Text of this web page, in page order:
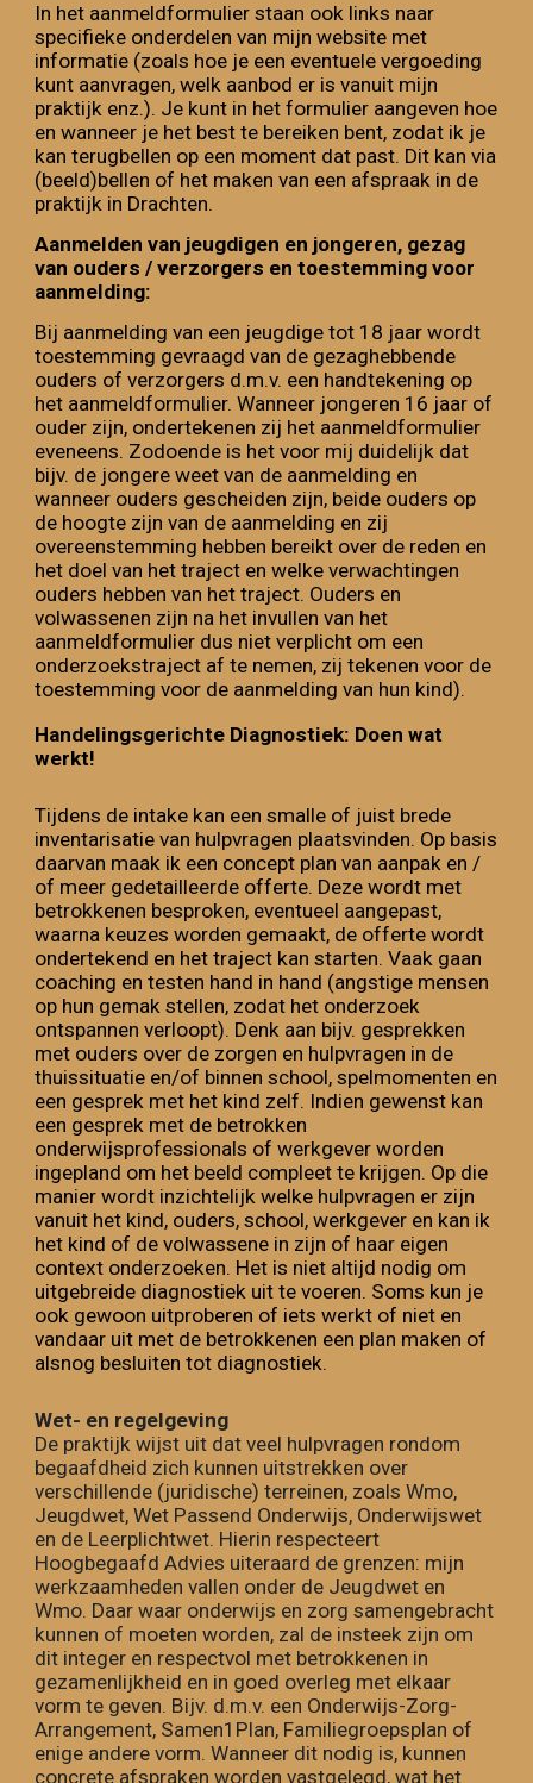
In het aanmeldformulier staan ook links naar
specifieke onderdelen van mijn website met
informatie (zoals hoe je een eventuele vergoeding
kunt aanvragen, welk aanbod er is vanuit mijn
praktijk enz.). Je kunt in het formulier aangeven hoe
en wanneer je het best te bereiken bent, zodat ik je
kan terugbellen op een moment dat past. Dit kan via
(beeld)bellen of het maken van een afspraak in de
praktijk in Drachten.
Aanmelden van jeugdigen en jongeren, gezag
van ouders / verzorgers en toestemming voor
aanmelding:
Bij aanmelding van een jeugdige tot 18 jaar wordt
toestemming gevraagd van de gezaghebbende
ouders of verzorgers d.m.v. een handtekening op
het aanmeldformulier.Wanneer jongeren 16 jaar of
ouder zijn, ondertekenen zij het aanmeldformulier
eveneens. Zodoende is het voor mij duidelijk dat
bijv. de jongereweet van de aanmelding en
wanneer ouders gescheiden zijn, beide ouders op
de hoogte zijn van de aanmelding en zij
overeenstemming hebben bereikt over de reden en
het doel van het traject en welke verwachtingen
ouders hebben van het traject. Ouders en
volwassenen zijn na het invullen van het
aanmeldformulier dus niet verplicht om een
onderzoekstraject af te nemen, zij tekenen voor de
toestemming voor de aanmelding van hun kind).
Handelingsgerichte Diagnostiek: Doen wat
werkt!
Tijdens de intake kan eensmalle of juist brede
inventarisatie van hulpvragen plaatsvinden. Op basis
daarvan maak ik een concept plan van aanpak en /
of meer gedetailleerde offerte. Deze wordt met
betrokkenen besproken, eventueel aangepast,
waarna keuzes worden gemaakt, de offerte wordt
ondertekend en hettraject kan starten. Vaak gaan
coaching en testen hand in hand (angstige mensen
op hun gemak stellen, zodat het onderzoek
ontspannen verloopt). Denk aan bijv. gesprekken
met ouders over de zorgen en hulpvragen in de
thuissituatie en/of binnen school, spelmomenten en
een gesprek met het kind zelf. Indien gewenst kan
een gesprek met de betrokken
onderwijsprofessionals of werkgever worden
ingepland om het beeld compleet te krijgen. Op die
manier wordt inzichtelijk welke hulpvragen er zijn
vanuit het kind, ouders, school, werkgever en kan ik
het kind of de volwassene in zijn of haar eigen
context onderzoeken. Het is niet altijd nodig om
uitgebreide diagnostiek uit te voeren. Soms kun je
ook gewoon uitproberen of iets werkt of niet en
vandaar uit met de betrokkenen een plan maken of
alsnog besluiten tot diagnostiek.
Wet- en regelgeving
De praktijk wijst uit dat veel hulpvragen rondom
begaafdheid zich kunnen uitstrekken over
verschillende (juridische) terreinen, zoals Wmo,
Jeugdwet, Wet Passend Onderwijs, Onderwijswet
en de Leerplichtwet. Hierin respecteert
Hoogbegaafd Advies uiteraard de grenzen: mijn
werkzaamheden vallen onder de Jeugdwet en
Wmo. Daar waar onderwijs en zorg samengebracht
kunnen of moeten worden, zal de insteek zijn om
dit integer en respectvol met betrokkenen in
gezamenlijkheid en in goed overleg met elkaar
vorm te geven. Bijv. d.m.v. een Onderwijs-Zorg-
Arrangement, Samen1Plan, Familiegroepsplan of
enige andere vorm. Wanneer dit nodig is, kunnen
concrete afspraken worden vastgelegd, wat het